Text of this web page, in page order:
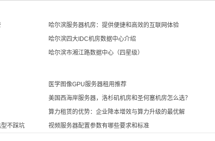
哈尔滨服务器机房：提供便捷和高效的互联网体验
哈尔滨四大IDC机房数据中心介绍
哈尔滨市湘江路数据中心（四星级）
医学图像GPU服务器租用推荐
美国西海岸服务器，洛杉矶机房和圣何塞机房怎么选？
算力租赁的优势：企业降本增效与算力升级的最优解
不踩坑
视频服务器配置参数有哪些要求和标准